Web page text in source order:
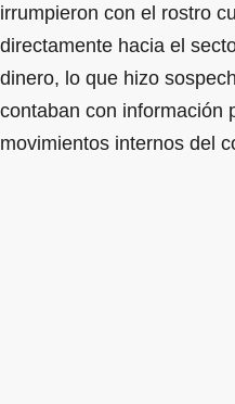
irrumpieron con el rostro
directamente hacia el
dinero, lo que hizo
contaban con información
movimientos internos del